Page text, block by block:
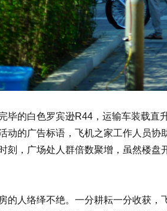
毕的白色罗宾逊R44，运输车装载
动的广告标语，飞机之家工作人员
刻，广场处人群倍数聚增，虽然楼
的人络绎不绝。一分耕耘一分收获，